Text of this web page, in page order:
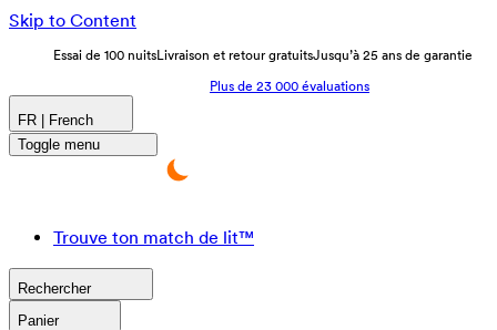
Skip to Content
Essai de 100 nuitsLivraison et retour gratuitsJusqu’à 25 ans de garantie
Plus de 23 000 évaluations
FR | French
Toggle menu
Trouve ton match de lit™
Rechercher
Panier